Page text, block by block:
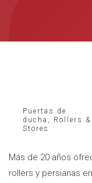
Puertas de
ducha, Rollers &
Stores
Más de 20 años
rollers y persianas